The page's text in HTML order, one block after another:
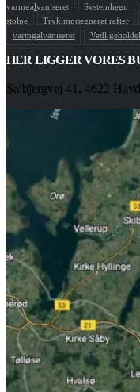
varmgalvaniseret
Systemhegn
stolpe
Trykimprægneret rafter
varmgalvaniseret
HER LIGGER VORES
Salbjergvej 41, 4622